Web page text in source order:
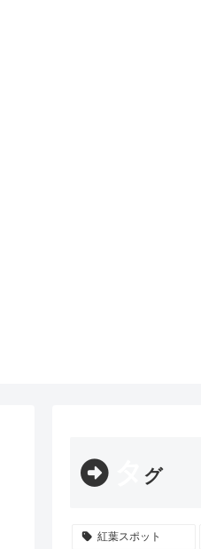
グ
紅葉スポット